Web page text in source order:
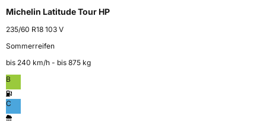
Michelin Latitude Tour HP
235/60 R18 103 V
Sommerreifen
bis 240 km⁠/⁠h - bis 875 kg
B
C